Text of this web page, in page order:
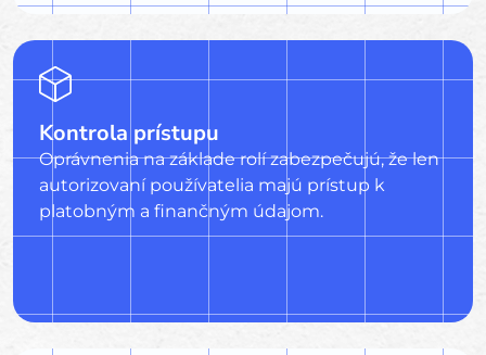
Kontrola prístupu
Oprávnenia na základe rolí zabezpečujú, že len
autorizovaní používatelia majú prístup k
platobným a finančným údajom.